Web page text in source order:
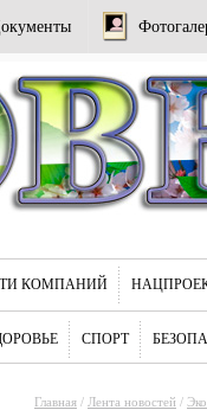
КОМПАНИЙ
СПОРТ
Главная / Лента новостей /